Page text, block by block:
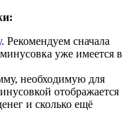
. Рекомендуем сначала
уже имеется в
необходимую для
отображается
и сколько ещё